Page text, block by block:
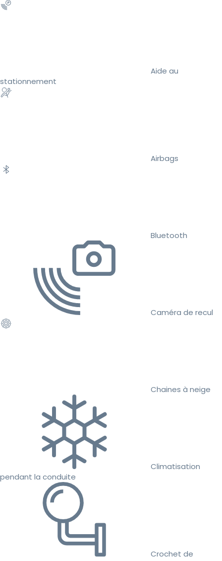
Aide au
stationnement
Airbags
Bluetooth
Caméra de recul
Chaines à neige
Climatisation
pendant la conduite
Crochet de